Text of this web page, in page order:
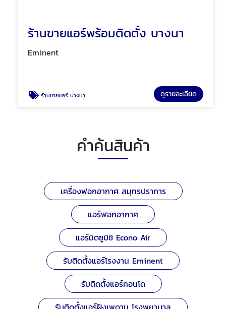
ร้านขายแอร์พร้อมติดตั้ง บางนา
Eminent
ร้านขายแอร์ บางนา ดูรายละเอียด
คำค้นสินค้า
เครื่องฟอกอากาศ สมุทรปราการ
แอร์ฟอกอากาศ
แอร์มิตซูบิชิ Econo Air
รับติดตั้งแอร์โรงงาน Eminent
รับติดตั้งแอร์คอนโด